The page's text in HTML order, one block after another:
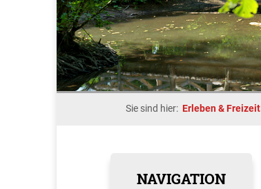
Sie sind hier: Erleben & Freizeit
NAVIGATION